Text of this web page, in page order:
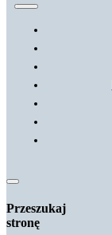
Przeszukaj
stronę